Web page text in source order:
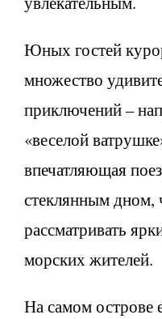
Юных гостей
множество
приключений –
«веселой
впечатляющая
стеклянным дном,
рассматривать
морских жителей.
На самом острове